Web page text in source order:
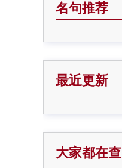
名句推荐
最近更新
大家都在查